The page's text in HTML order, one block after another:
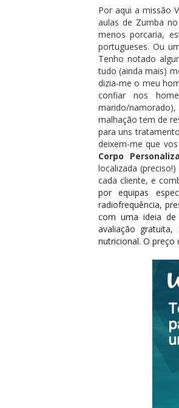
Por aqui a missão
aulas de Zumba
menos porcaria,
portugueses. Ou
Tenho notado
tudo (ainda mais)
dizia-me o meu
confiar nos
marido/
malhação tem de
para uns
deixem-me que
Corpo
localizada
cada cliente, e
por equipas
radiofrequência,
com uma ideia
avaliação
nutricional. O preço